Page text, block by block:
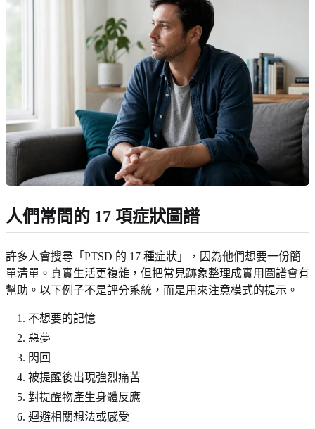
人們常問的 17 項症狀圖譜
許多人會搜尋「PTSD 的 17 種症狀」，因為他們想要一份簡
單清單。真實生活更複雜，但把常見跡象整理成實用圖譜會有
幫助。以下例子不是評分系統，而是用來注意模式的提示。
不想要的記憶
惡夢
閃回
被提醒後出現強烈痛苦
對提醒物產生身體反應
迴避相關想法或感受